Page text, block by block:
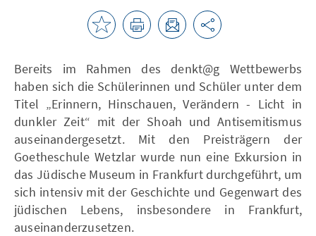
Bereits im Rahmen des denkt@g Wettbewerbs
haben sich die Schülerinnen und Schüler unter dem
Titel „Erinnern, Hinschauen, Verändern - Licht in
dunkler Zeit“ mit der Shoah und Antisemitismus
auseinandergesetzt. Mit den Preisträgern der
Goetheschule Wetzlar wurde nun eine Exkursion in
das Jüdische Museum in Frankfurt durchgeführt, um
sich intensiv mit der Geschichte und Gegenwart des
jüdischen Lebens, insbesondere in Frankfurt,
auseinanderzusetzen.